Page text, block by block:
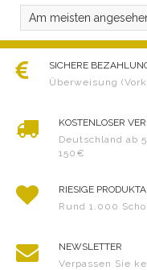
Am meisten
SICHERE
Überweisung
KOSTENLOSER
Deutschland ab
150€
RIESIGE
Rund 1.000
NEWSLETTER
Verpassen Sie